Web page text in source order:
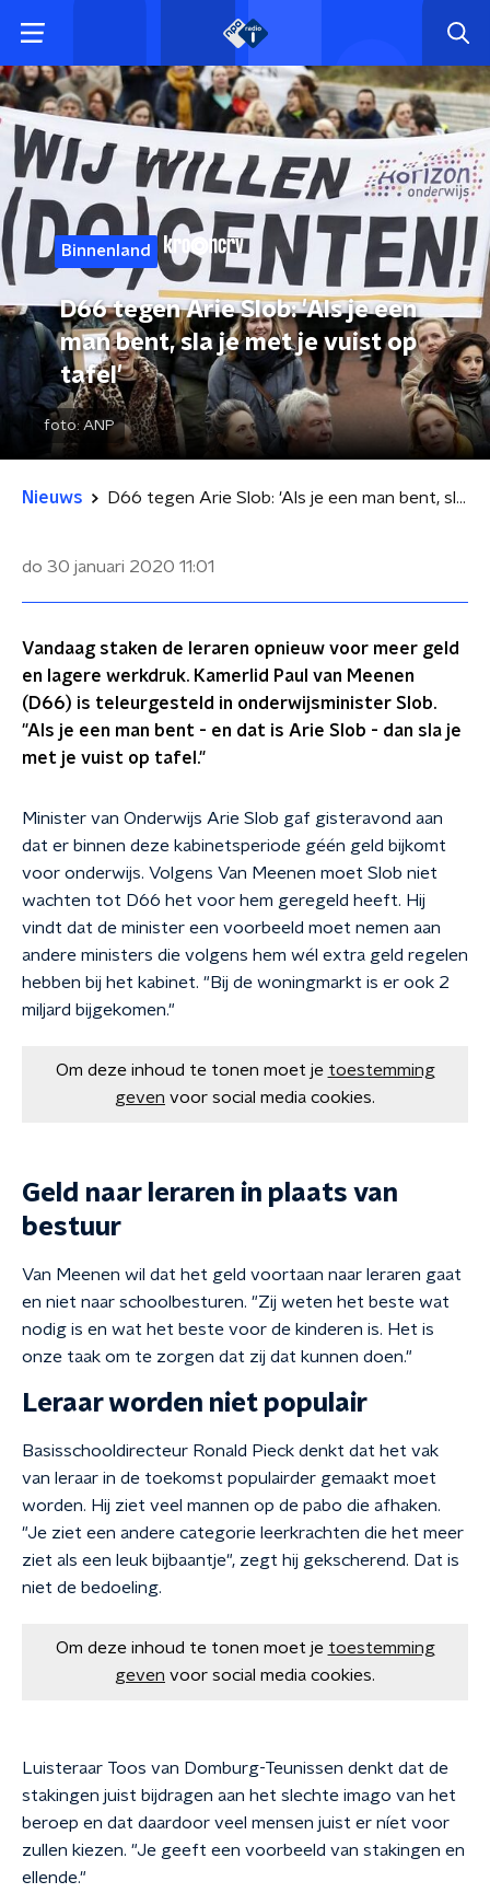
Binnenland
D66 tegen Arie Slob: 'Als je een
man bent, sla je met je vuist op
tafel'
foto: ANP
Nieuws D66 tegen Arie Slob: 'Als je een man bent, sla je met je vuist op tafel'
do 30 januari 2020 11:01
Vandaag staken de leraren opnieuw voor meer geld
en lagere werkdruk. Kamerlid Paul van Meenen
(D66) is teleurgesteld in onderwijsminister Slob.
"Als je een man bent - en dat is Arie Slob - dan sla je
met je vuist op tafel."
Minister van Onderwijs Arie Slob gaf gisteravond aan
dat er binnen deze kabinetsperiode géén geld bijkomt
voor onderwijs. Volgens Van Meenen moet Slob niet
wachten tot D66 het voor hem geregeld heeft. Hij
vindt dat de minister een voorbeeld moet nemen aan
andere ministers die volgens hem wél extra geld regelen
hebben bij het kabinet. "Bij de woningmarkt is er ook 2
miljard bijgekomen."
Om deze inhoud te tonen moet je toestemming
geven voor social media cookies.
Geld naar leraren in plaats van
bestuur
Van Meenen wil dat het geld voortaan naar leraren gaat
en niet naar schoolbesturen. "Zij weten het beste wat
nodig is en wat het beste voor de kinderen is. Het is
onze taak om te zorgen dat zij dat kunnen doen."
Leraar worden niet populair
Basisschooldirecteur Ronald Pieck denkt dat het vak
van leraar in de toekomst populairder gemaakt moet
worden. Hij ziet veel mannen op de pabo die afhaken.
"Je ziet een andere categorie leerkrachten die het meer
ziet als een leuk bijbaantje", zegt hij gekscherend. Dat is
niet de bedoeling.
Om deze inhoud te tonen moet je toestemming
geven voor social media cookies.
Luisteraar Toos van Domburg-Teunissen denkt dat de
stakingen juist bijdragen aan het slechte imago van het
beroep en dat daardoor veel mensen juist er níet voor
zullen kiezen. "Je geeft een voorbeeld van stakingen en
ellende."